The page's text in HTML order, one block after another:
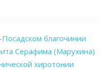
благочинии
Серафима (Марухина)
хиротонии